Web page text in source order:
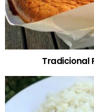
Tradicional